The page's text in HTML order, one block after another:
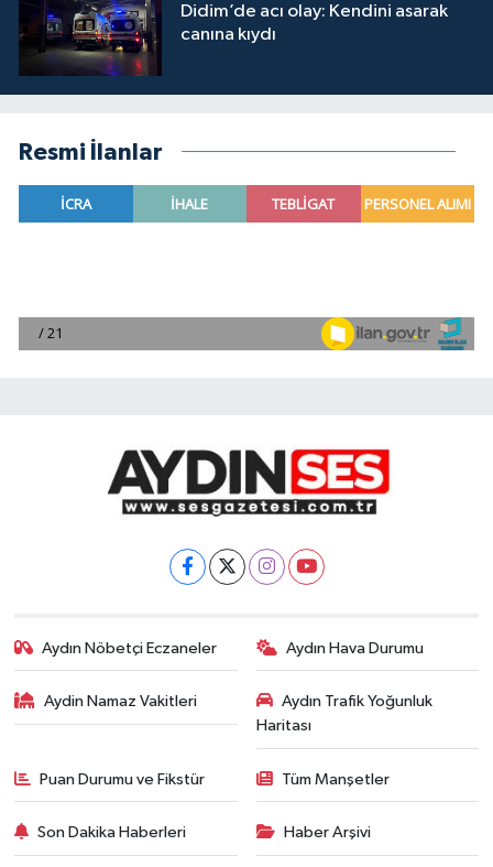
Didim’de acı olay: Kendini asarak
canına kıydı
Resmi İlanlar
Aydın Nöbetçi Eczaneler Aydın Hava Durumu
Aydin Namaz Vakitleri
Aydın Trafik Yoğunluk
Haritası
Puan Durumu ve Fikstür Tüm Manşetler
Son Dakika Haberleri Haber Arşivi